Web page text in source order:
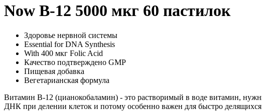
Now B-12 5000 мкг 60 пастилок
Здоровье нервной системы
Essential for DNA Synthesis
With 400 мкг Folic Acid
Качество подтверждено GMP
Пищевая добавка
Вегетарианская формула
Витамин B-12 (цианокобаламин) - это растворимый в воде витамин,
ДНК при делении клеток и потому особенно важен для быстро